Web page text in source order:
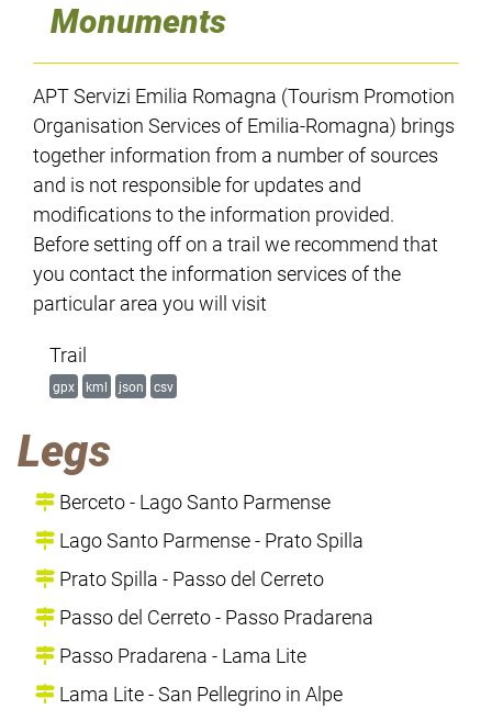
Monuments
APT Servizi Emilia Romagna (Tourism Promotion
Organisation Services of Emilia-Romagna) brings
together information from a number of sources
and is not responsible for updates and
modifications to the information provided.
Before setting off on a trail we recommend that
you contact the information services of the
particular area you will visit
Trail
gpx kml json csv
Legs
Berceto - Lago Santo Parmense
Lago Santo Parmense - Prato Spilla
Prato Spilla - Passo del Cerreto
Passo del Cerreto - Passo Pradarena
Passo Pradarena - Lama Lite
Lama Lite - San Pellegrino in Alpe